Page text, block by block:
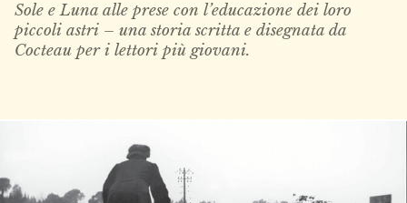
Sole e Luna alle prese con l’educazione dei loro
piccoli astri – una storia scritta e disegnata da
Cocteau per i lettori più giovani.